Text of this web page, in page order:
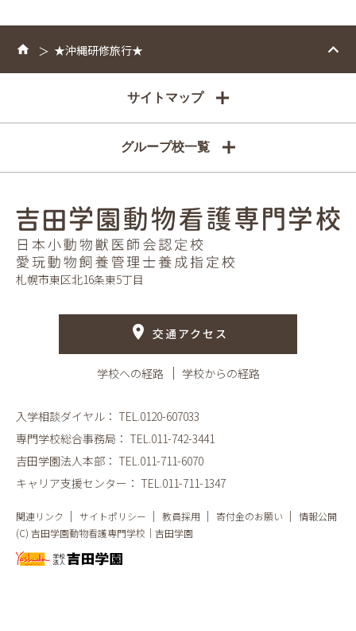
★沖縄研修旅行★
サイトマップ
グループ校一覧
札幌市東区北16条東5丁目
交通アクセス
学校への経路 学校からの経路
入学相談ダイヤル： TEL.0120-607033
専門学校総合事務局： TEL.011-742-3441
吉田学園法人本部： TEL.011-711-6070
キャリア支援センター： TEL.011-711-1347
関連リンク サイトポリシー 教員採用 寄付金のお願い
情報公開
(C) 吉田学園動物看護専門学校｜吉田学園